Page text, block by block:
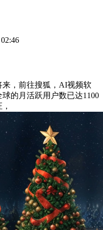
，前往搜狐，AI视频软
的月活跃用户数已达1100